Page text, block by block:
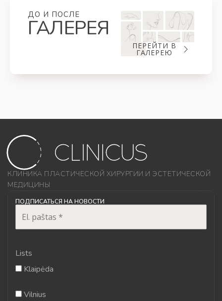
ДО И ПОСЛЕ
ГАЛЕРЕЯ
ПЕРЕЙТИ В
ГАЛЕРЕЮ
КЛИНИКА ПЛАСТИЧЕСКОЙ ХИРУРГИИ И ЭСТЕТИЧЕСКОЙ
МЕДИЦИНЫ
ПОДПИСАТЬСЯ НА НОВОСТИ
Lists
Klaipėda
Vilnius